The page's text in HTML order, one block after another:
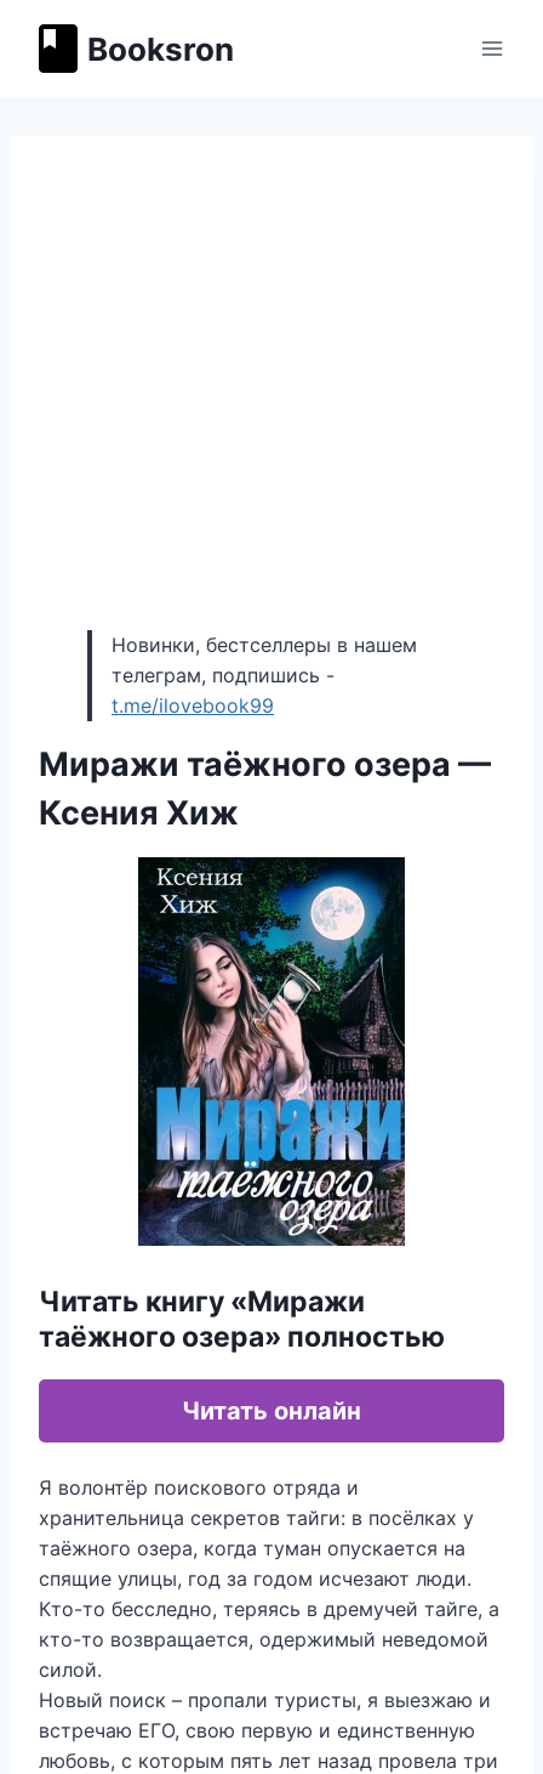
содержимому
Booksron
Новинки, бестселлеры в нашем
телеграм, подпишись -
t.me/ilovebook99
Миражи таёжного озера —
Ксения Хиж
Читать книгу «Миражи
таёжного озера» полностью
Читать онлайн
Я волонтёр поискового отряда и
хранительница секретов тайги: в посёлках у
таёжного озера, когда туман опускается на
спящие улицы, год за годом исчезают люди.
Кто-то бесследно, теряясь в дремучей тайге, а
кто-то возвращается, одержимый неведомой
силой.
Новый поиск – пропали туристы, я выезжаю и
встречаю ЕГО, свою первую и единственную
любовь, с которым пять лет назад провела три